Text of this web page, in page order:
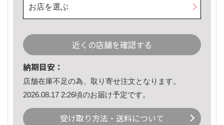
お店を選ぶ
近くの店舗を確認する
納期目安：
店舗在庫不足の為、取り寄せ注文となります。
2026.08.17 2:26頃のお届け予定です。
受け取り方法・送料について